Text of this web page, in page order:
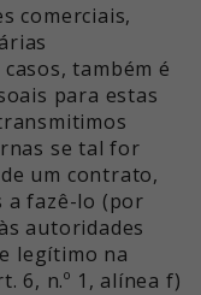
comerciais,
também é
para estas
se tal for
um contrato,
a fazê-lo (por
autoridades
legítimo na
6, n.º 1, alínea f)